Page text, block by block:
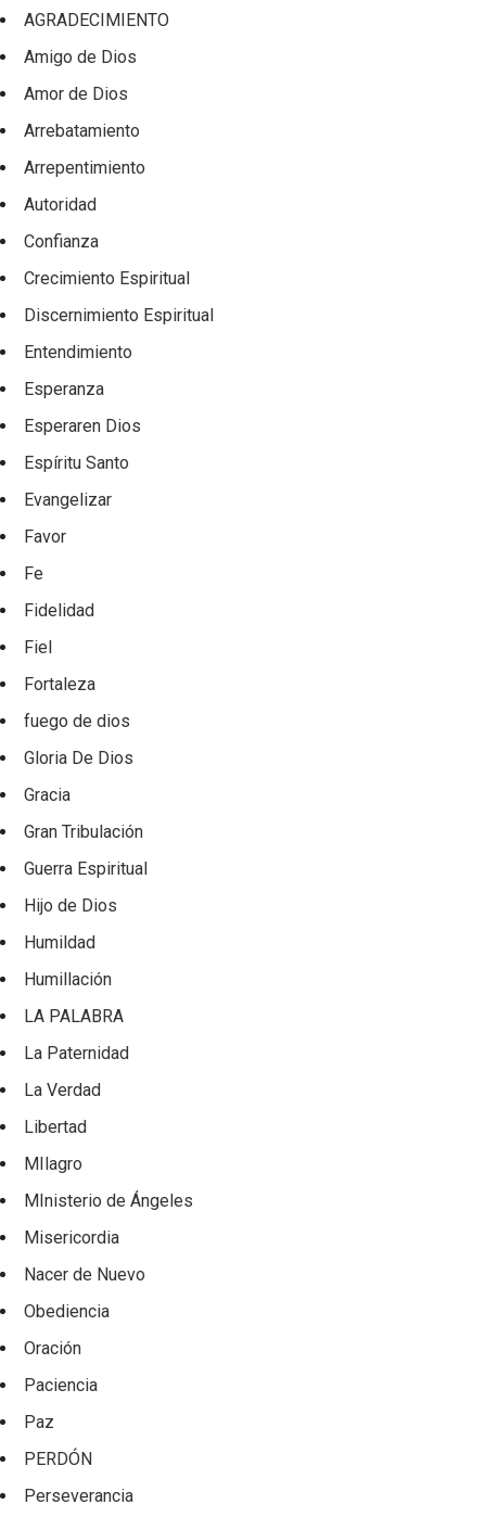
AGRADECIMIENTO
Amigo de Dios
Amor de Dios
Arrebatamiento
Arrepentimiento
Autoridad
Confianza
Crecimiento Espiritual
Discernimiento Espiritual
Entendimiento
Esperanza
Esperaren Dios
Espíritu Santo
Evangelizar
Favor
Fe
Fidelidad
Fiel
Fortaleza
fuego de dios
Gloria De Dios
Gracia
Gran Tribulación
Guerra Espiritual
Hijo de Dios
Humildad
Humillación
LA PALABRA
La Paternidad
La Verdad
Libertad
MIlagro
MInisterio de Ángeles
Misericordia
Nacer de Nuevo
Obediencia
Oración
Paciencia
Paz
PERDÓN
Perseverancia